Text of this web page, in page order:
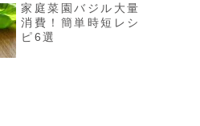
家庭菜園バジル大量
消費！簡単時短レシ
ピ6選